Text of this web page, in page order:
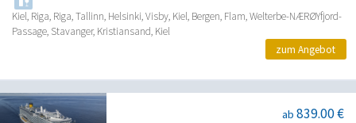
Kiel, Riga, Riga, Tallinn, Helsinki, Visby, Kiel, Bergen, Flam, Welterbe-NÆRØYfjord-
Passage, Stavanger, Kristiansand, Kiel
zum Angebot
ab 839.00 €